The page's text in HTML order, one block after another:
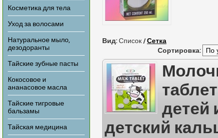
Косметика для тела
Уход за волосами
Натуральное мыло,
дезодоранты
Тайские зубные пасты
Кокосовое и
ананасовое масла
Тайские тигровые
бальзамы
Тайская медицина
Вид: Список / Сетка
Сортировка:
детей
детский